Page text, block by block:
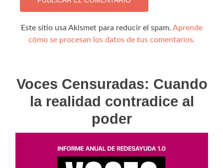
Este sitio usa Akismet para reducir el spam. Aprende
cómo se procesan los datos de tus comentarios.
Voces Censuradas: Cuando
la realidad contradice al
poder